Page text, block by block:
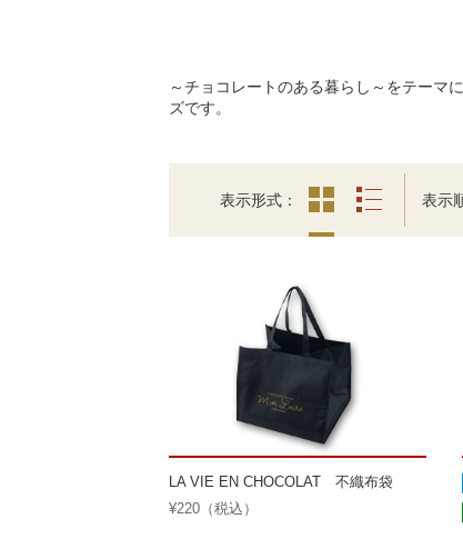
～チョコレートのある暮らし～をテーマ
ズです。
表示形式 表示
LA VIE EN CHOCOLAT 不織布袋
¥220（税込）